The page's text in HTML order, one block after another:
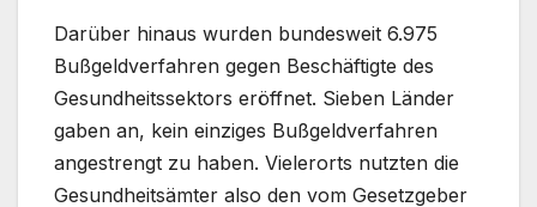
Darüber hinaus wurden bundesweit 6.975
Bußgeldverfahren gegen Beschäftigte des
Gesundheitssektors eröffnet. Sieben Länder
gaben an, kein einziges Bußgeldverfahren
angestrengt zu haben. Vielerorts nutzten die
Gesundheitsämter also den vom Gesetzgeber